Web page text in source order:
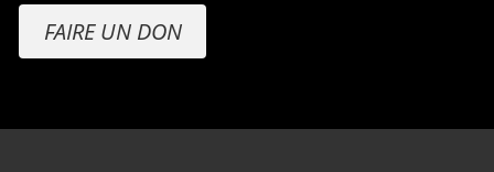
FAIRE UN DON